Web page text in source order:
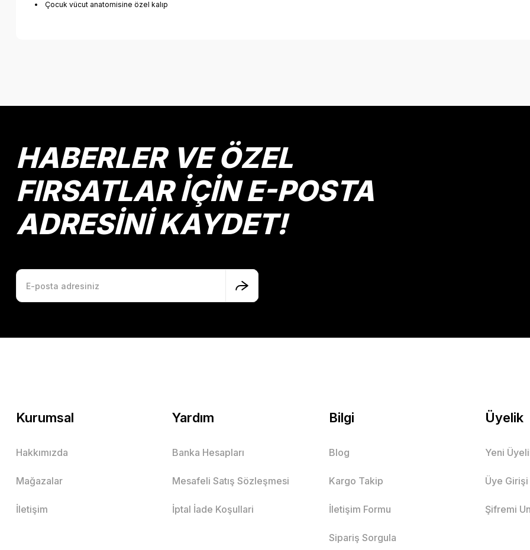
Çocuk vücut anatomisine özel kalıp
Ürün resmi kalitesiz, bozuk veya görüntülenemiyor.
Ürün fiyatı diğer sitelerden daha pahalı.
HABERLER VE ÖZEL
FIRSATLAR İÇİN E-POSTA
ADRESİNİ KAYDET!
Kurumsal
Hakkımızda
Mağazalar
İletişim
Yardım
Banka Hesapları
Mesafeli Satış Sözleşmesi
İptal İade Koşullari
Bilgi
Blog
Kargo Takip
İletişim Formu
Sipariş Sorgula
Üyelik
Yeni
Üye Girişi
Şifremi